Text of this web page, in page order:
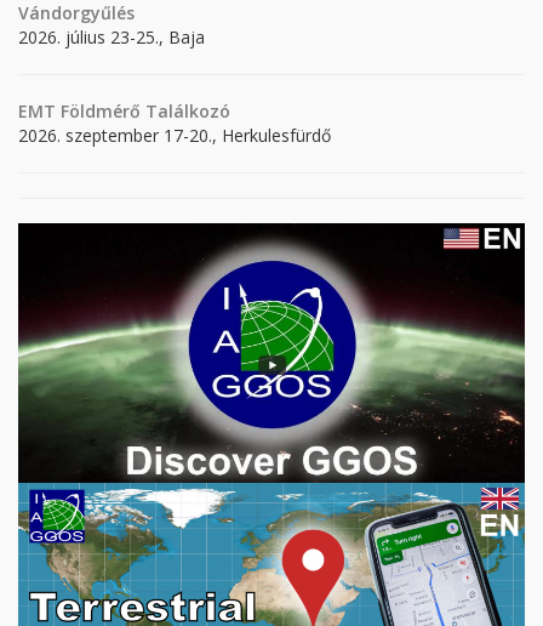
Vándorgyűlés
2026. július 23-25., Baja
EMT Földmérő Találkozó
2026. szeptember 17-20., Herkulesfürdő